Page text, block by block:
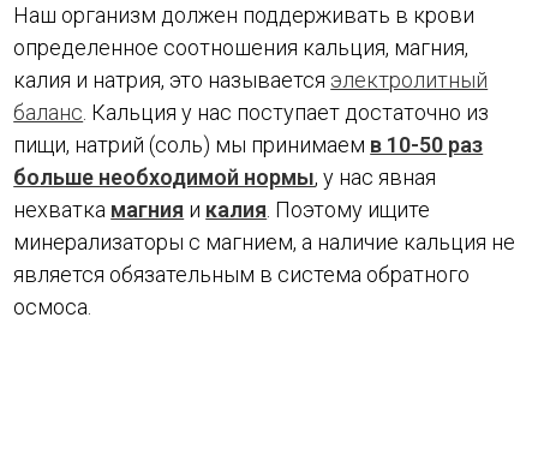
Наш организм должен поддерживать в крови
определенное соотношения кальция, магния,
калия и натрия, это называется электролитный
баланс . Кальция у нас поступает достаточно из
пищи, натрий (соль) мы принимаем в 10-50 раз
больше необходимой нормы, у нас явная
нехватка магния и калия . Поэтому ищите
минерализаторы с магнием, а наличие кальция не
является обязательным в система обратного
осмоса.